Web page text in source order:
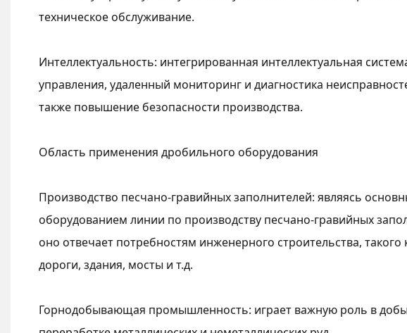
техническое обслуживание.
Интеллектуальность: интегрированная интеллектуальная
управления, удаленный мониторинг и диагностика
также повышение безопасности производства.
Область применения дробильного оборудования
Производство песчано-гравийных заполнителей: являясь
оборудованием линии по производству песчано-гравийных
оно отвечает потребностям инженерного строительства, такого
дороги, здания, мосты и т.д.
Горнодобывающая промышленность: играет важную роль в